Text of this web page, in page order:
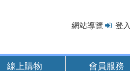
網站導覽 登入
線上購物 會員服務